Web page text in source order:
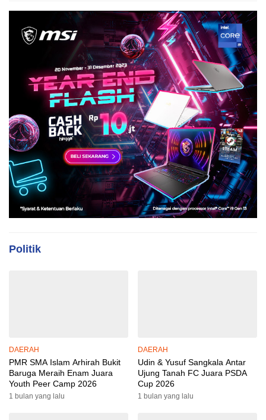
Politik
DAERAH
PMR SMA Islam Arhirah Bukit
Baruga Meraih Enam Juara
Youth Peer Camp 2026
1 bulan yang lalu
DAERAH
Udin & Yusuf Sangkala Antar
Ujung Tanah FC Juara PSDA
Cup 2026
1 bulan yang lalu